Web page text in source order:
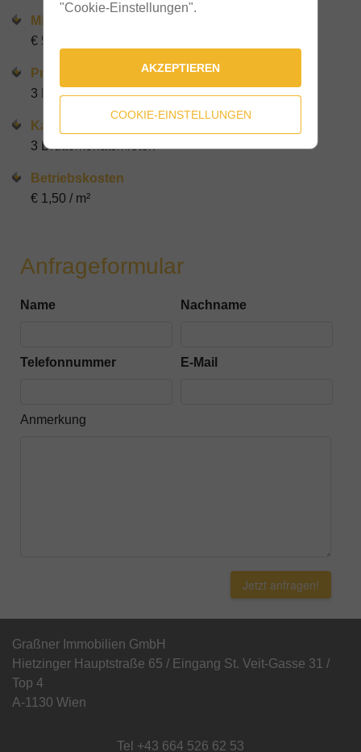
Miete
€ 5,00 / m² netto + BK + Ust
Provision
3 Bruttomonatsmieten + Ust
Kaution
3 Bruttomonatsmieten
Betriebskosten
€ 1,50 / m²
Anfrageformular
Name Nachname
Telefonnummer E-Mail
Anmerkung
Jetzt anfragen!
Graßner Immobilien GmbH
Hietzinger Hauptstraße 65 / Eingang St. Veit-Gasse 31 /
Top 4
A-1130 Wien
Tel +43 664 526 62 53
"Cookie-Einstellungen".
AKZEPTIEREN
COOKIE-EINSTELLUNGEN